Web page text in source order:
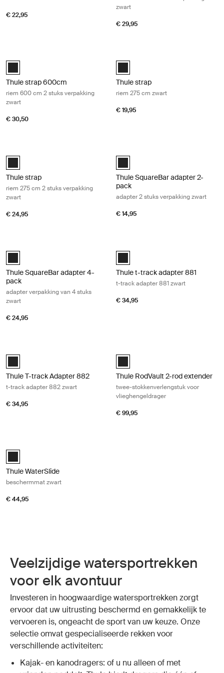
€ 22,95
zwart
€ 29,95
Thule strap 2x600cm Zwart (selected)
Thule strap 600cm
riem 600 cm 2 stuks verpakking
zwart
€ 30,50
Black (selected)
Thule strap
riem 275 cm zwart
€ 19,95
Black (selected)
Thule strap
riem 275 cm 2 stuks verpakking
zwart
€ 24,95
Black (selected)
Thule SquareBar adapter 2-
pack
adapter 2 stuks verpakking zwart
€ 14,95
Black (selected)
Thule SquareBar adapter 4-
pack
adapter verpakking van 4 stuks
zwart
€ 24,95
Black (selected)
Thule t-track adapter 881
t-track adapter 881 zwart
€ 34,95
Black (selected)
Thule T-track Adapter 882
t-track adapter 882 zwart
€ 34,95
Thule RodVault 2-rod extender
Thule RodVault 2-rod extender
twee-stokkenverlengstuk voor
vlieghengeldrager
€ 99,95
Black (selected)
Thule WaterSlide
beschermmat zwart
€ 44,95
Veelzijdige watersportrekken
voor elk avontuur
Investeren in hoogwaardige watersportrekken zorgt
ervoor dat uw uitrusting beschermd en gemakkelijk te
vervoeren is, ongeacht de sport van uw keuze. Onze
selectie omvat gespecialiseerde rekken voor
verschillende activiteiten:
Kajak- en kanodragers: of u nu alleen of met